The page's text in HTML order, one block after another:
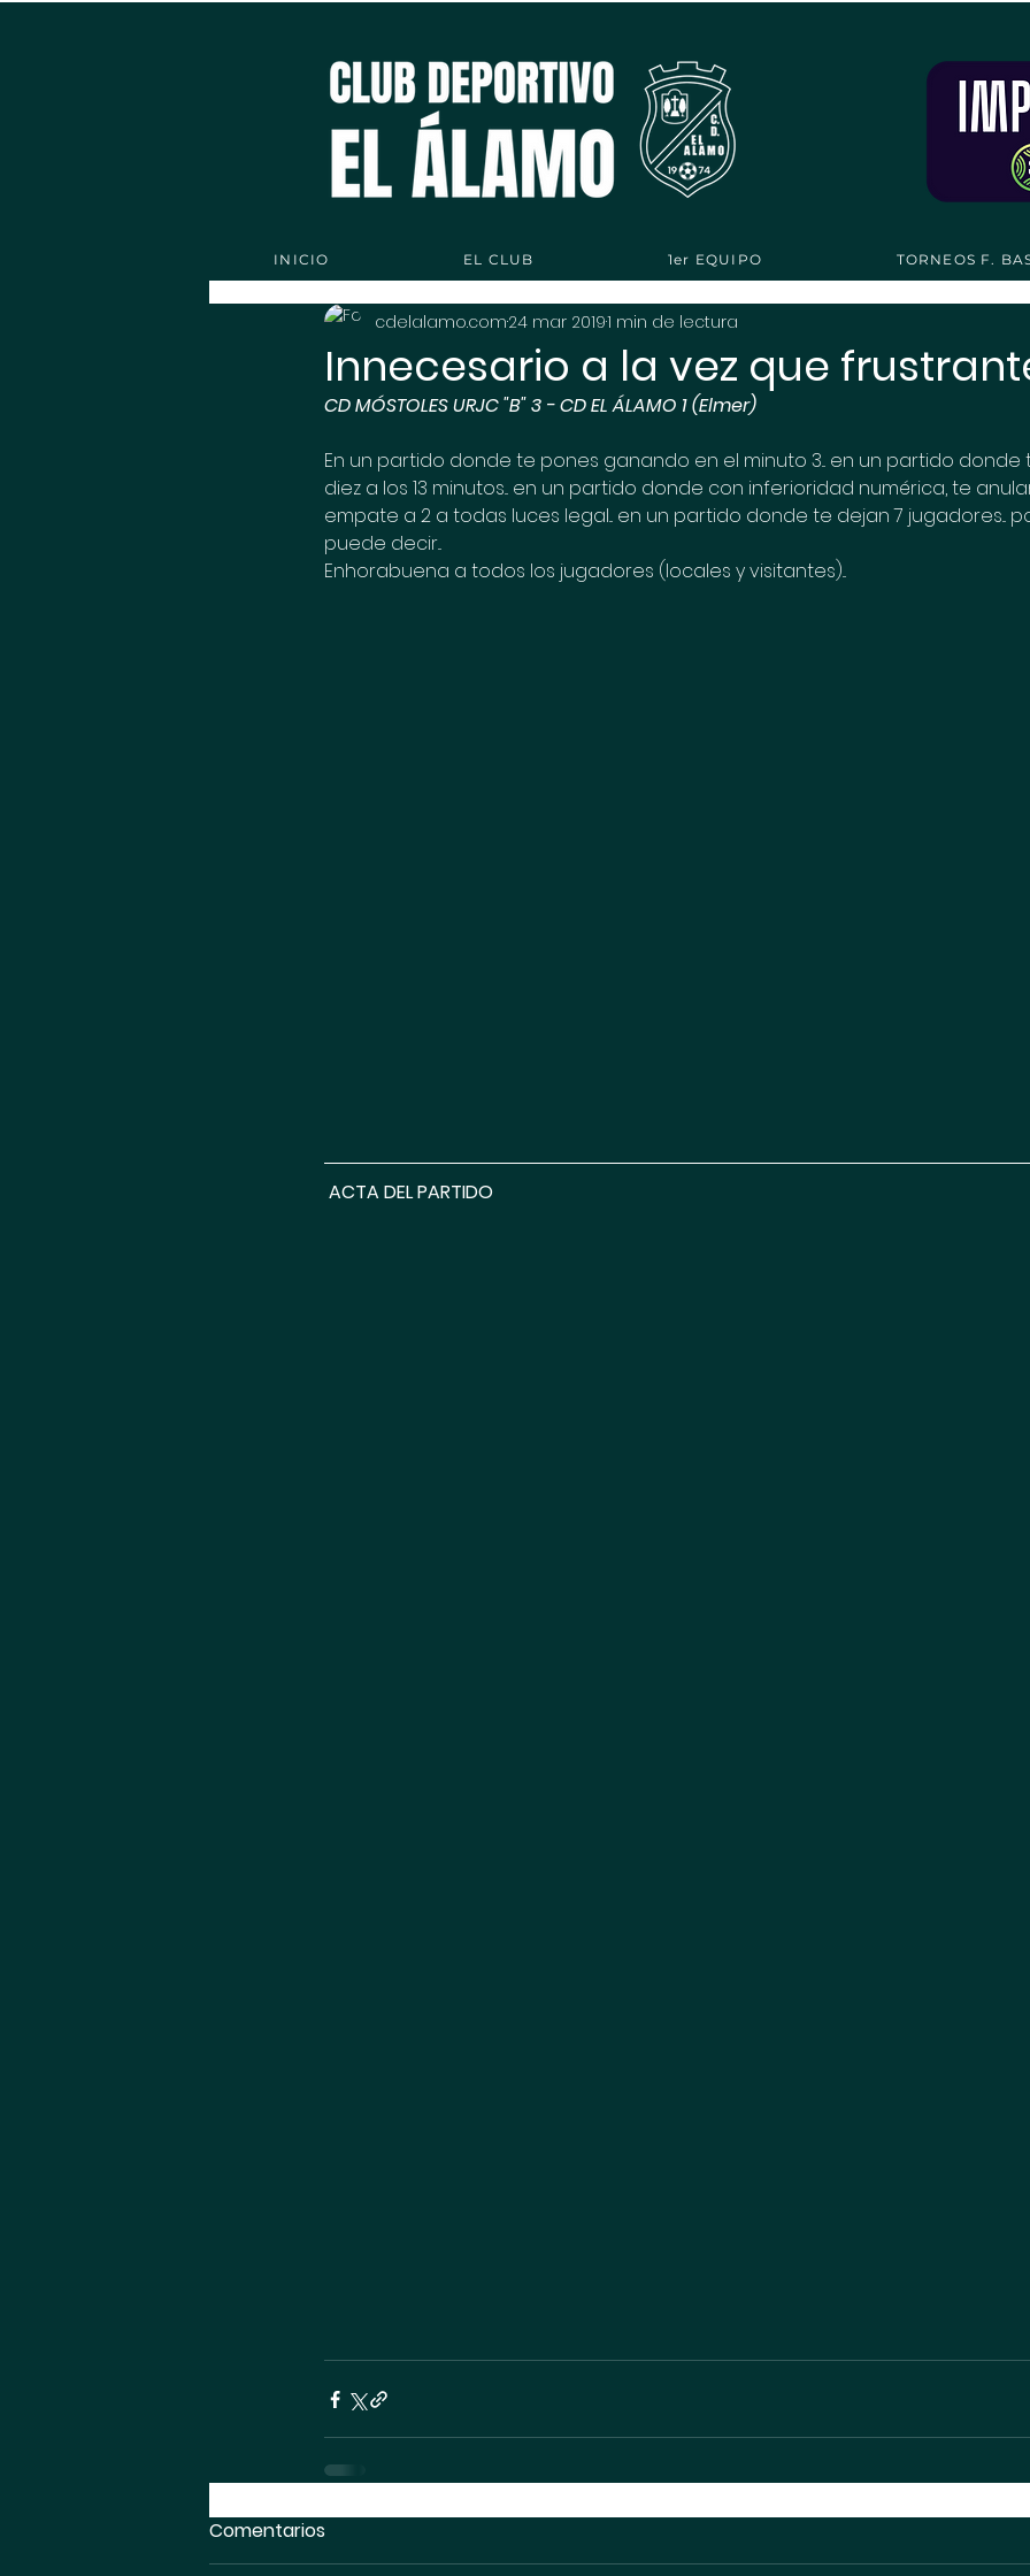
INICIO EL CLUB 1er EQUIPO TORNEOS F.
Innecesario a la vez que
cdelalamo.com24 mar 20191 min de lectura
CD MÓSTOLES URJC "B" 3 - CD EL ÁLAMO 1 (Elmer)
En un partido donde te pones ganando en el minuto 3... en un partido
diez a los 13 minutos... en un partido donde con inferioridad numérica, te
empate a 2 a todas luces legal... en un partido donde te dejan 7 jugadores...
puede decir...
Enhorabuena a todos los jugadores (locales y visitantes)...
ACTA DEL PARTIDO
Comentarios